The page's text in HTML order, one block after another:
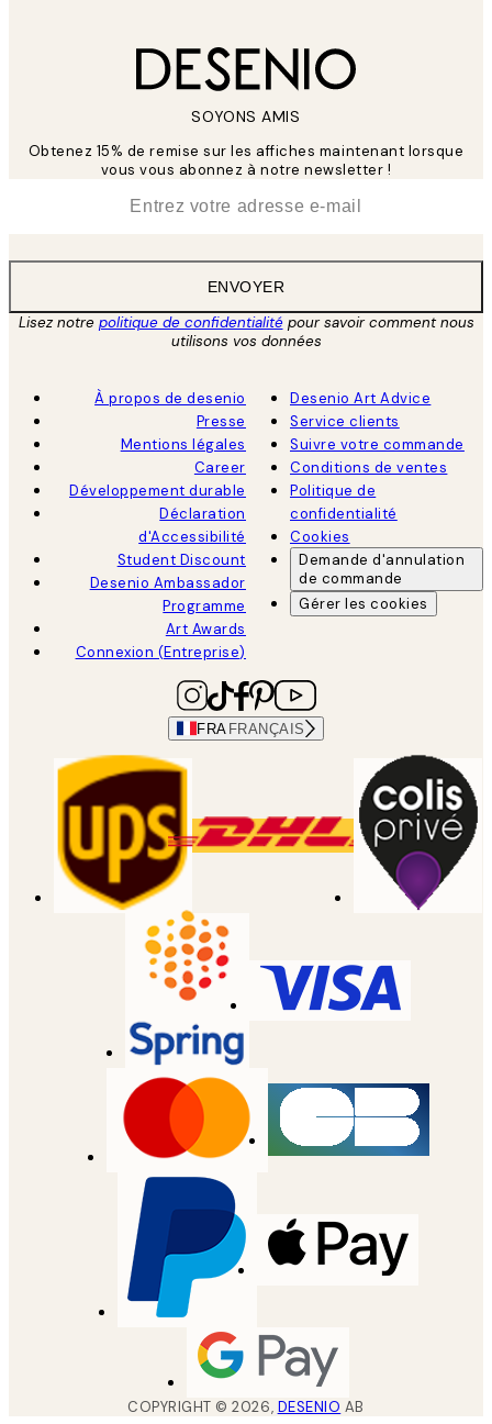
SOYONS AMIS
Obtenez 15% de remise sur les affiches maintenant lorsque
vous vous abonnez à notre newsletter !
ENVOYER
Lisez notre politique de confidentialitépour savoir comment nous
utilisons vos données
À propos de desenio
Presse
Mentions légales
Career
Développement durable
Déclaration
d'Accessibilité
Student Discount
Desenio Ambassador
Programme
Art Awards
Connexion (Entreprise)
Desenio Art Advice
Service clients
Suivre votre commande
Conditions de ventes
Politique de
confidentialité
Cookies
Demande d'annulation
de commande
Gérer les cookies
FRA FRANÇAIS
COPYRIGHT ©2026, DESENIO AB